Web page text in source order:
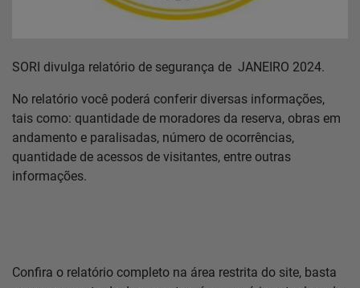
Área restrita
SORI divulga relatório de segurança de JANEIRO 2024.
No relatório você poderá conferir diversas informações,
tais como: quantidade de moradores da reserva, obras em
andamento e paralisadas, número de ocorrências,
quantidade de acessos de visitantes, entre outras
informações.
Confira o relatório completo na área restrita do site, basta